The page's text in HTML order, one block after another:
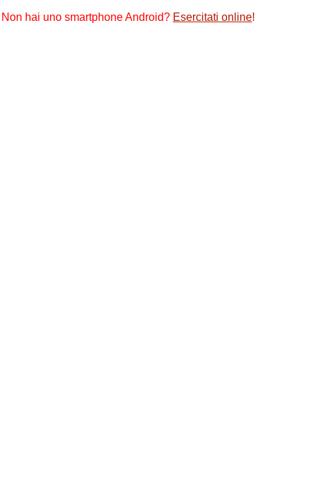
Non hai uno smartphone Android? Esercitati online!